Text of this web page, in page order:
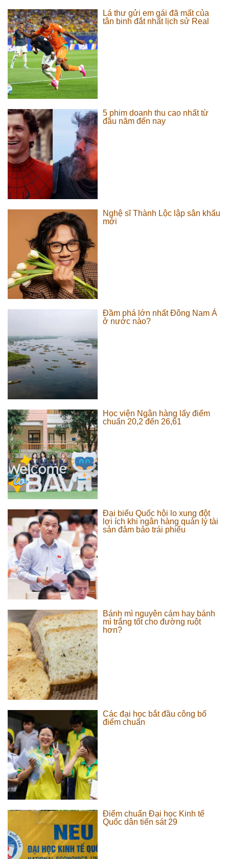
Lá thư gửi em gái đã mất của
tân binh đắt nhất lịch sử Real
5 phim doanh thu cao nhất từ
đầu năm đến nay
Nghệ sĩ Thành Lộc lập sân khấu
mới
Đầm phá lớn nhất Đông Nam Á
ở nước nào?
Học viện Ngân hàng lấy điểm
chuẩn 20,2 đến 26,61
Đại biểu Quốc hội lo xung đột
lợi ích khi ngân hàng quản lý tài
sản đảm bảo trái phiếu
Bánh mì nguyên cám hay bánh
mì trắng tốt cho đường ruột
hơn?
Các đại học bắt đầu công bố
điểm chuẩn
Điểm chuẩn Đại học Kinh tế
Quốc dân tiến sát 29